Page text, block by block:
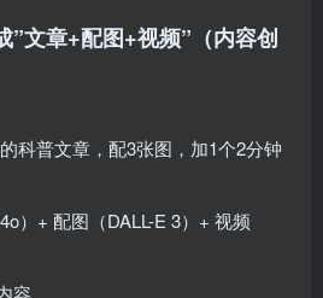
”文章+配图+视频”（内容创
科普文章，配3张图，加1个2分钟
）+ 配图（DALL-E 3）+ 视频
容